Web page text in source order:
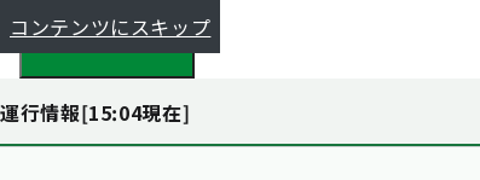
コンテンツにスキップ
都全体で探す
運行情報[15:04現在]